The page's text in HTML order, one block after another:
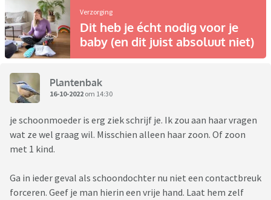
Verzorging
Dit heb je écht nodig voor je
baby (en dit juist absoluut niet)
Plantenbak
16-10-2022 om 14:30
je schoonmoeder is erg ziek schrijf je. Ik zou aan haar vragen
wat ze wel graag wil. Misschien alleen haar zoon. Of zoon
met 1 kind.
Ga in ieder geval als schoondochter nu niet een contactbreuk
forceren. Geef je man hierin een vrije hand. Laat hem zelf